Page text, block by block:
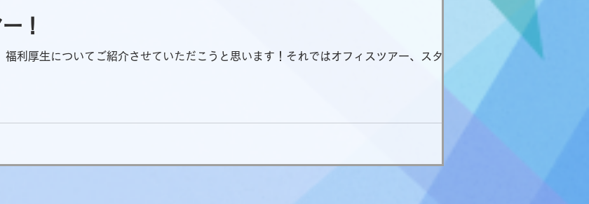
！
利厚生についてご紹介させていただこうと思います！それではオフィスツアー、スタート